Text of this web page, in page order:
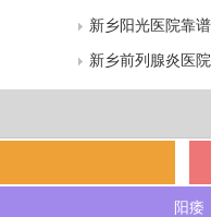
新乡阳光医院靠
新乡前列腺炎医
阳痿